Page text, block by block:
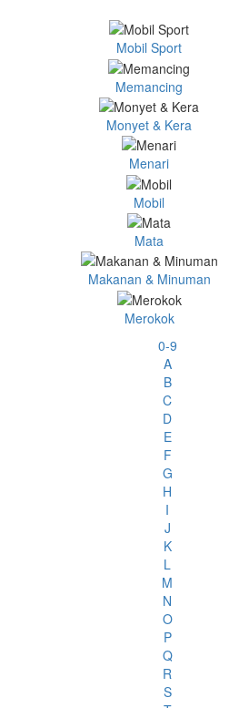
Mobil Sport
Memancing
Monyet & Kera
Menari
Mobil
Mata
Makanan & Minuman
Merokok
0-9
A
B
C
D
E
F
G
H
I
J
K
L
M
N
O
P
Q
R
S